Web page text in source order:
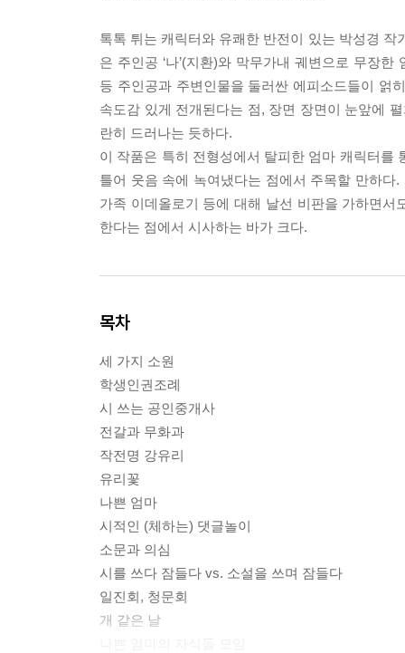
톡톡 튀는 캐릭터와 유쾌한 반전이 있는 박성경
은 주인공 ‘나’(지환)와 막무가내 궤변으로 무장
등 주인공과 주변인물을 둘러싼 에피소드들이 얽
속도감 있게 전개된다는 점, 장면 장면이 눈앞에
란히 드러나는 듯하다.
이 작품은 특히 전형성에서 탈피한 엄마 캐릭터를
틀어 웃음 속에 녹여냈다는 점에서 주목할 만하
가족 이데올로기 등에 대해 날선 비판을 가하면
한다는 점에서 시사하는 바가 크다.
목차
세 가지 소원
학생인권조례
시 쓰는 공인중개사
전갈과 무화과
작전명 강유리
유리꽃
나쁜 엄마
시적인 (체하는) 댓글놀이
소문과 의심
시를 쓰다 잠들다 vs. 소설을 쓰며 잠들다
일진회, 청문회
개 같은 날